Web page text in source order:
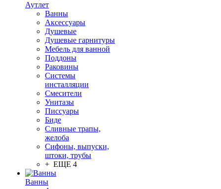
Аутлет
Ванны
Аксессуары
Душевые
Душевые гарнитуры
Мебель для ванной
Поддоны
Раковины
Системы
инсталляции
Смесители
Унитазы
Писсуары
Биде
Сливные трапы,
желоба
Сифоны, выпуски,
штоки, трубы
+ ЕЩЕ 4
Ванны